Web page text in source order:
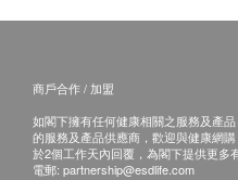
商戶合作 / 加盟
如閣下擁有任何健康相關之服務及產
的服務及產品供應商，歡迎與健康網
於2個工作天內回覆，為閣下提供更多
電郵: partnership@esdlife.com